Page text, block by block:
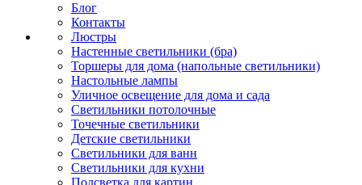
Блог
Контакты
Люстры
Настенные светильники (бра)
Торшеры для дома (напольные светильники)
Настольные лампы
Уличное освещение для дома и сада
Светильники потолочные
Точечные светильники
Детские светильники
Светильники для ванн
Светильники для кухни
Подсветка для картин